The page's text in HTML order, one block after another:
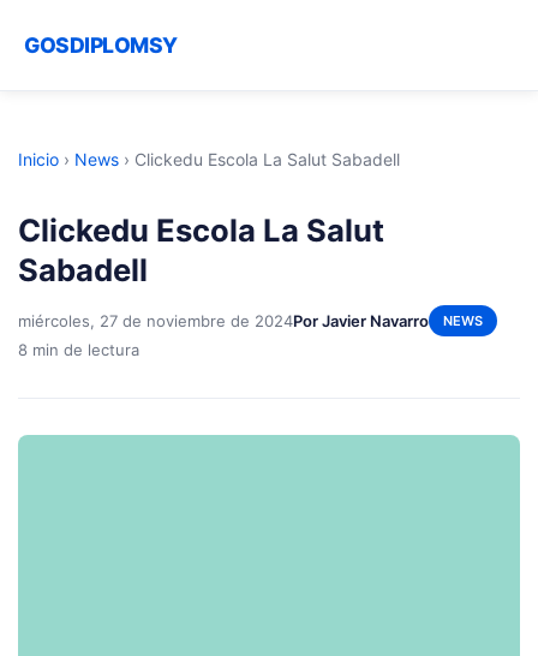
GOSDIPLOMSY
Inicio › News › Clickedu Escola La Salut Sabadell
Clickedu Escola La Salut
Sabadell
miércoles, 27 de noviembre de 2024Por Javier Navarro NEWS
8 min de lectura